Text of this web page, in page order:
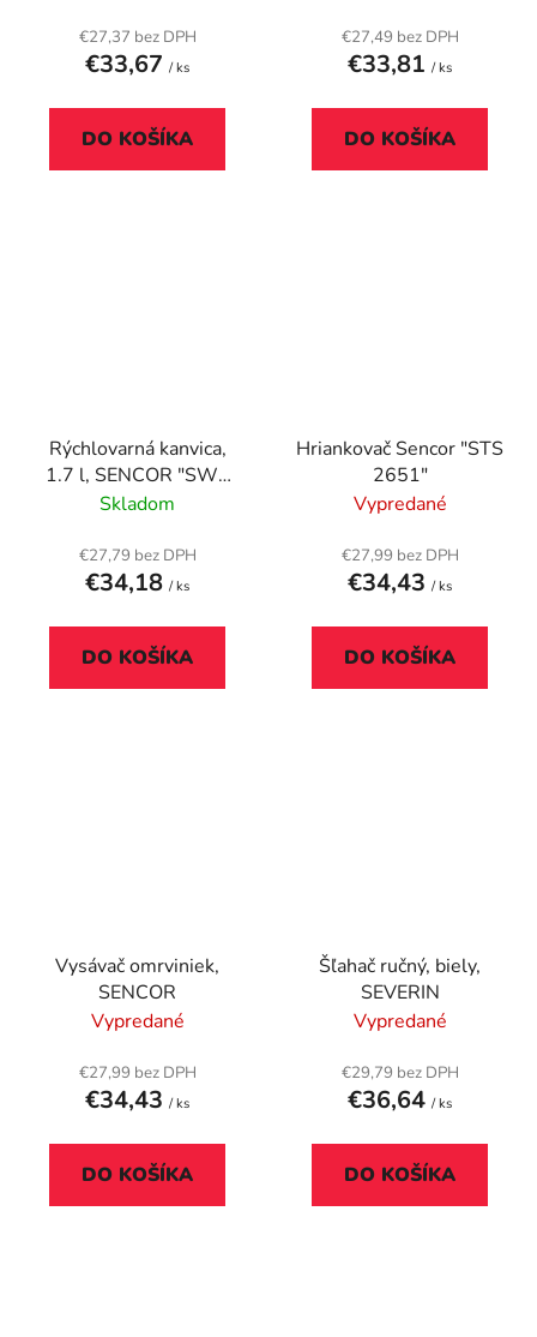
€27,37 bez DPH
€33,67 / ks
DO KOŠÍKA
€27,49 bez DPH
€33,81 / ks
DO KOŠÍKA
Rýchlovarná kanvica,
1.7 l, SENCOR "SWK
1711SS"
Skladom
€27,79 bez DPH
€34,18 / ks
DO KOŠÍKA
Hriankovač Sencor "STS
2651"
Vypredané
€27,99 bez DPH
€34,43 / ks
DO KOŠÍKA
Vysávač omrviniek,
SENCOR
Vypredané
€27,99 bez DPH
€34,43 / ks
DO KOŠÍKA
Šľahač ručný, biely,
SEVERIN
Vypredané
€29,79 bez DPH
€36,64 / ks
DO KOŠÍKA